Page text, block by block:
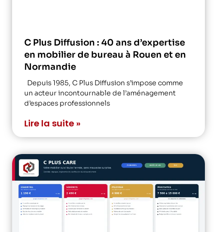
C Plus Diffusion : 40 ans d’expertise
en mobilier de bureau à Rouen et en
Normandie
Depuis 1985, C Plus Diffusion s’impose comme
un acteur incontournable de l’aménagement
d’espaces professionnels
Lire la suite »